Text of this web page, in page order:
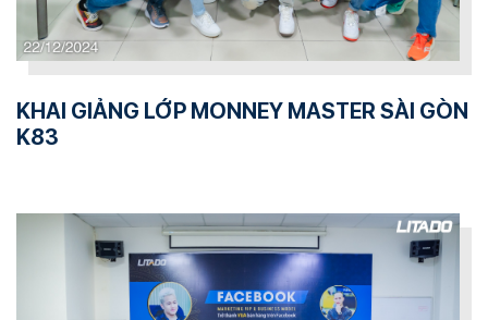
KHAI GIẢNG LỚP MONNEY MASTER SÀI GÒN
K83